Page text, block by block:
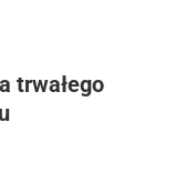
trwałego